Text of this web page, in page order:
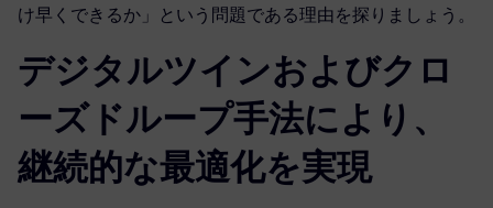
け早くできるか」という問題である理由を探りましょう。
デジタルツインおよびクロ
ーズドループ手法により、
継続的な最適化を実現